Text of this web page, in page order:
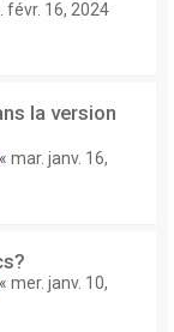
févr. 16, 2024
la version
« mar. janv. 16,
« mer. janv. 10,